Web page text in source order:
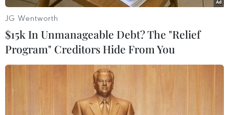
JG Wentworth
$15k In Unmanageable Debt? The "Relief
Program" Creditors Hide From You